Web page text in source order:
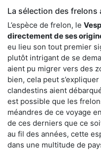
La sélection des frelons
L’espèce de frelon, le
directement de ses
eu lieu son tout premier
plutôt intrigant de se
aient pu migrer vers des
bien, cela peut
clandestins aient
est possible que les
méandres de ce voyage
de ces derniers que ce
au fil des années, cette
dans une multitude de